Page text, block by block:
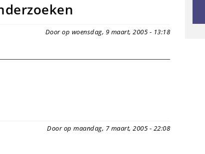
Door op woensdag, 9 maart, 2005 - 13:18
Door op maandag, 7 maart, 2005 - 22:08